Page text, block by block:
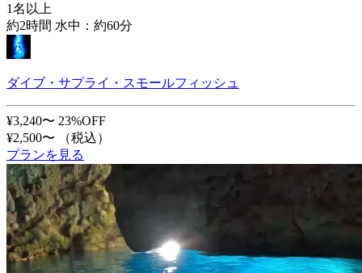
1名以上
約2時間 水中：約60分
ダイブ・サプライ・スモールフィッシュ
¥3,240〜 23%OFF
¥2,500〜
（税込）
プランを見る